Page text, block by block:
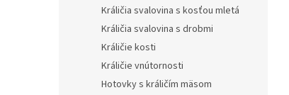
Králičia svalovina s kosťou mletá
Králičia svalovina s drobmi
Králičie kosti
Králičie vnútornosti
Hotovky s králičím mäsom